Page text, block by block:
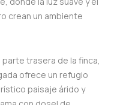
crean un ambiente
parte trasera de la finca,
ofrece un refugio
paisaje árido y